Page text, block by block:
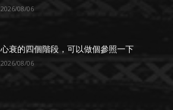
2026/08/06
心衰的四個階段，可以做個參照一下
2026/08/06